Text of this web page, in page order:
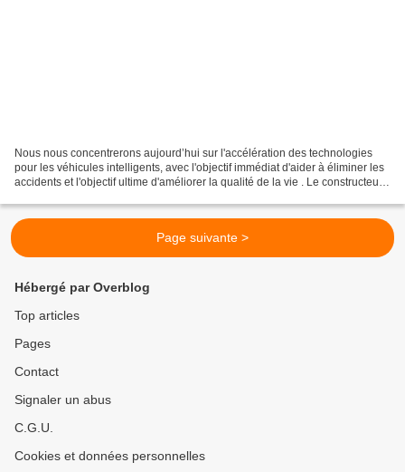
Nous nous concentrerons aujourd’hui sur l'accélération des technologies
pour les véhicules intelligents, avec l'objectif immédiat d'aider à éliminer les
accidents et l'objectif ultime d'améliorer la qualité de la vie . Le constructeur
Page suivante >
Hébergé par Overblog
Top articles
Pages
Contact
Signaler un abus
C.G.U.
Cookies et données personnelles